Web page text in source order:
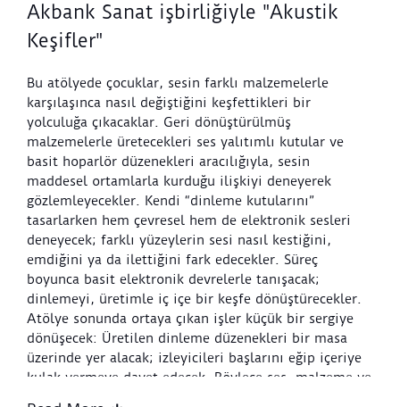
Akbank Sanat işbirliğiyle "Akustik
Keşifler"
Bu atölyede çocuklar, sesin farklı malzemelerle
karşılaşınca nasıl değiştiğini keşfettikleri bir
yolculuğa çıkacaklar. Geri dönüştürülmüş
malzemelerle üretecekleri ses yalıtımlı kutular ve
basit hoparlör düzenekleri aracılığıyla, sesin
maddesel ortamlarla kurduğu ilişkiyi deneyerek
gözlemleyecekler. Kendi “dinleme kutularını”
tasarlarken hem çevresel hem de elektronik sesleri
deneyecek; farklı yüzeylerin sesi nasıl kestiğini,
emdiğini ya da ilettiğini fark edecekler. Süreç
boyunca basit elektronik devrelerle tanışacak;
dinlemeyi, üretimle iç içe bir keşfe dönüştürecekler.
Atölye sonunda ortaya çıkan işler küçük bir sergiye
dönüşecek: Üretilen dinleme düzenekleri bir masa
üzerinde yer alacak; izleyicileri başlarını eğip içeriye
kulak vermeye davet edecek. Böylece ses, malzeme ve